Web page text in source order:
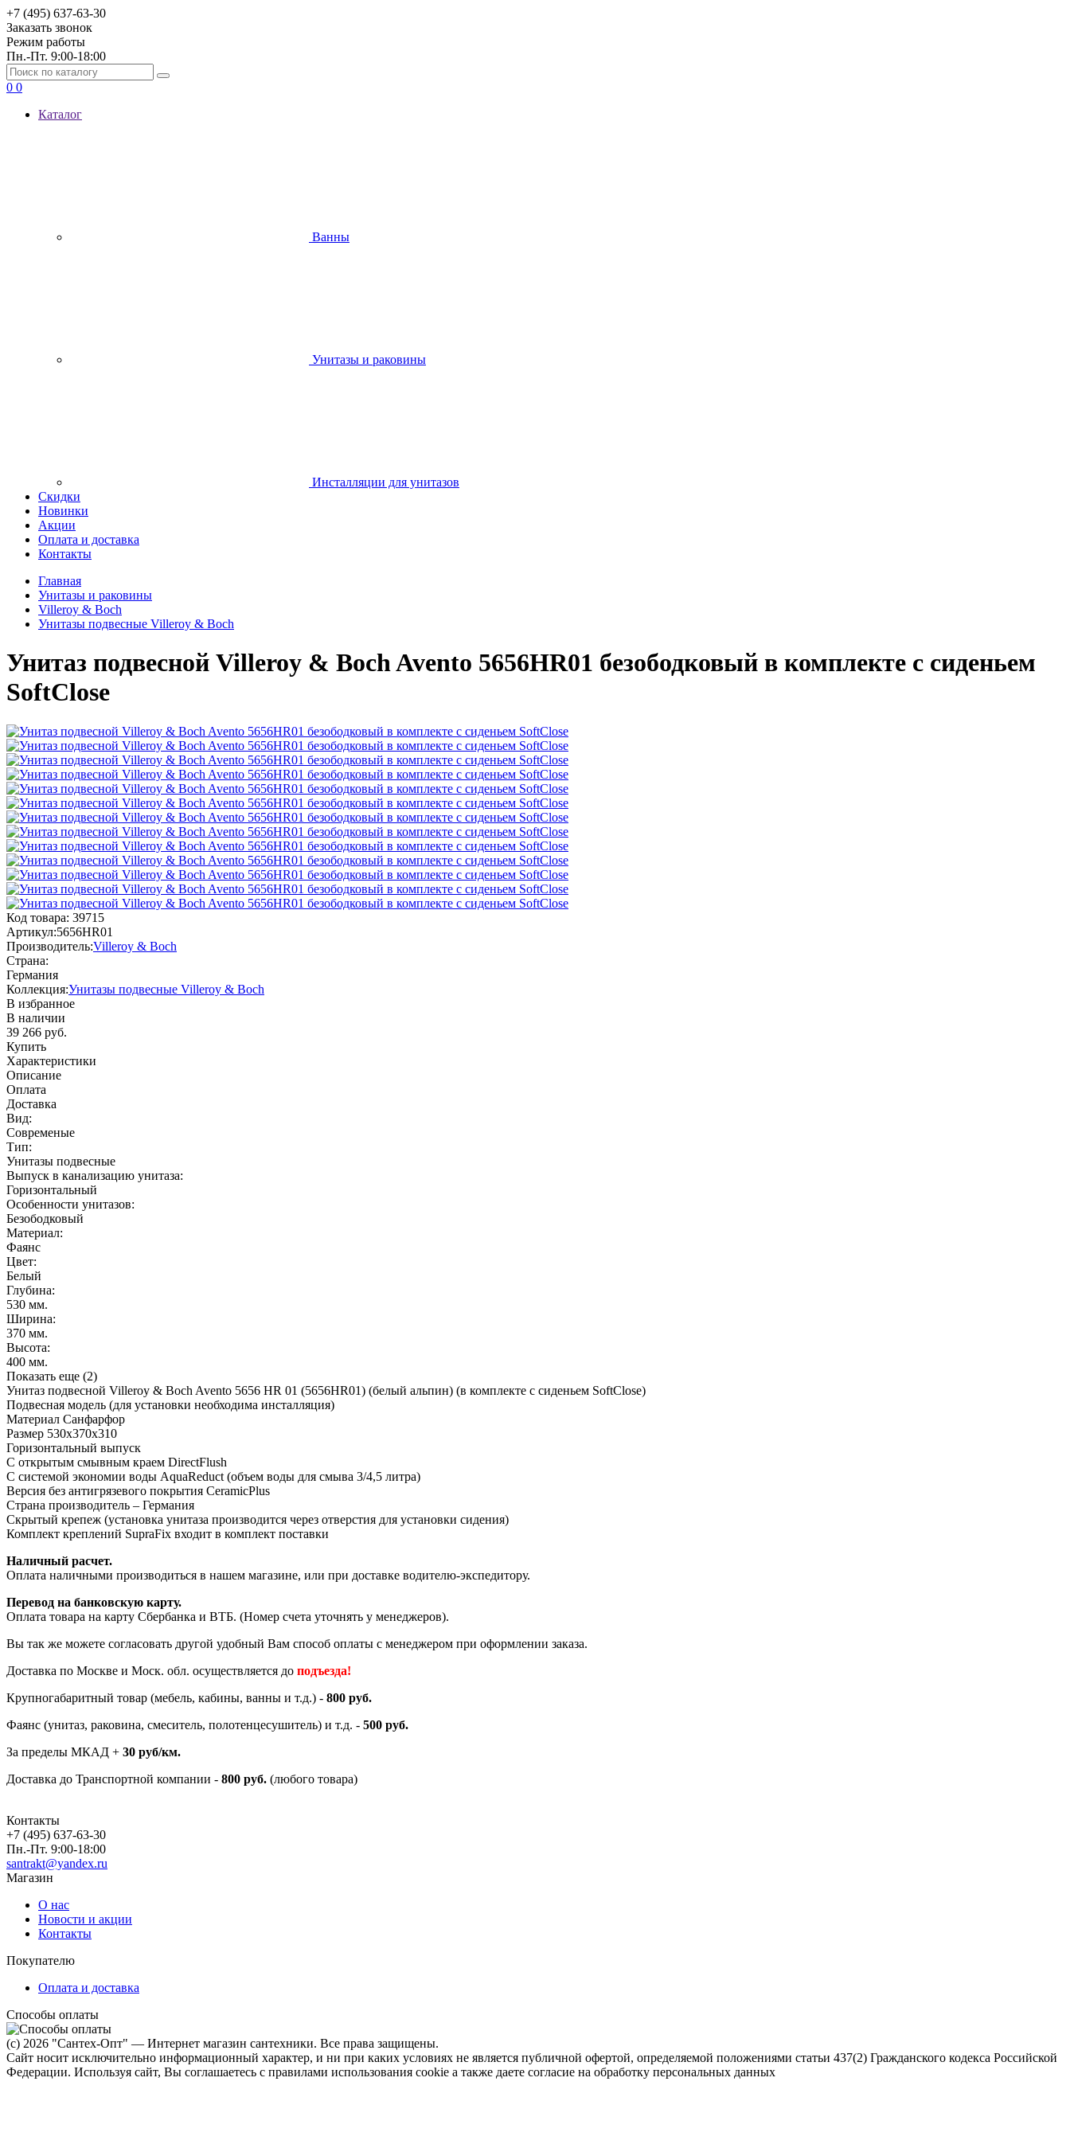
+7 (495) 637-63-30
Заказать звонок
Режим работы
Пн.-Пт. 9:00-18:00
0 0
Каталог
Ванны
Унитазы и раковины
Инсталляции для унитазов
Скидки
Новинки
Акции
Оплата и доставка
Контакты
Главная
Унитазы и раковины
Villeroy & Boch
Унитазы подвесные Villeroy & Boch
Унитаз подвесной Villeroy & Boch Avento 5656HR01 безободковый в комплекте с сиденьем
SoftClose
Код товара: 39715
Артикул:5656HR01
Производитель:Villeroy & Boch
Страна:
Германия
Коллекция:Унитазы подвесные Villeroy & Boch
В избранное
В наличии
39 266 руб.
Купить
Характеристики
Описание
Оплата
Доставка
Вид:
Современые
Тип:
Унитазы подвесные
Выпуск в канализацию унитаза:
Горизонтальный
Особенности унитазов:
Безободковый
Материал:
Фаянс
Цвет:
Белый
Глубина:
530 мм.
Ширина:
370 мм.
Высота:
400 мм.
Показать еще (2)
Унитаз подвесной Villeroy & Boch Avento 5656 HR 01 (5656HR01) (белый альпин) (в комплекте с сиденьем SoftClose)
Подвесная модель (для установки необходима инсталляция)
Материал Санфарфор
Размер 530x370x310
Горизонтальный выпуск
С открытым смывным краем DirectFlush
С системой экономии воды AquaReduct (объем воды для смыва 3/4,5 литра)
Версия без антигрязевого покрытия CeramicPlus
Страна производитель – Германия
Скрытый крепеж (установка унитаза производится через отверстия для установки сидения)
Комплект креплений SupraFix входит в комплект поставки
Наличный расчет.
Оплата наличными производиться в нашем магазине, или при доставке водителю-экспедитору.
Перевод на банковскую карту.
Оплата товара на карту Сбербанка и ВТБ. (Номер счета уточнять у менеджеров).
Вы так же можете согласовать другой удобный Вам способ оплаты с менеджером при оформлении заказа.
Доставка по Москве и Моск. обл. осуществляется до подъезда!
Крупногабаритный товар (мебель, кабины, ванны и т.д.) - 800 руб.
Фаянс (унитаз, раковина, смеситель, полотенцесушитель) и т.д. - 500 руб.
За пределы МКАД + 30 руб/км.
Доставка до Транспортной компании - 800 руб. (любого товара)
Контакты
+7 (495) 637-63-30
Пн.-Пт. 9:00-18:00
santrakt@yandex.ru
Магазин
О нас
Новости и акции
Контакты
Покупателю
Оплата и доставка
Способы оплаты
(c) 2026 "Сантех-Опт" — Интернет магазин сантехники. Все права защищены.
Сайт носит исключительно информационный характер, и ни при каких условиях не является публичной офертой, определяемой положениями статьи 437(2) Гражданского кодекса Российской
Федерации. Используя сайт, Вы соглашаетесь с правилами использования cookie а также даете согласие на обработку персональных данных